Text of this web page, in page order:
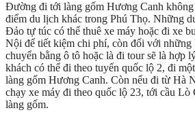
Đường đi tới làng gốm Hương Canh
điểm du lịch khác trong Phú Thọ. Những
Đảo tự túc có thể thuê xe máy hoặc đi xe
Nội để tiết kiệm chi phí, còn đối với những
chuyển bằng ô tô hoặc là đi tour sẽ là hợp
khách có thể đi theo tuyến quốc lộ 2, đi
làng gốm Hương Canh. Còn nếu đi từ Hà
chạy xe máy đi theo quốc lộ 23, tới cầu
làng gốm.